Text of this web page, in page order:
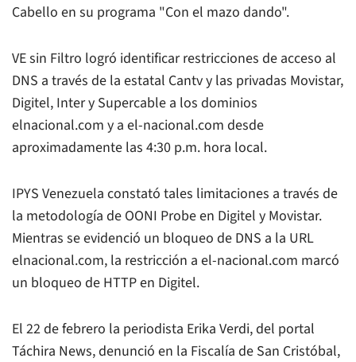
Cabello en su programa "Con el mazo dando".
VE sin Filtro logró identificar restricciones de acceso al
DNS a través de la estatal Cantv y las privadas Movistar,
Digitel, Inter y Supercable a los dominios
elnacional.com y a el-nacional.com desde
aproximadamente las 4:30 p.m. hora local.
IPYS Venezuela constató tales limitaciones a través de
la metodología de OONI Probe en Digitel y Movistar.
Mientras se evidenció un bloqueo de DNS a la URL
elnacional.com, la restricción a el-nacional.com marcó
un bloqueo de HTTP en Digitel.
El 22 de febrero la periodista Erika Verdi, del portal
Táchira News, denunció en la Fiscalía de San Cristóbal,